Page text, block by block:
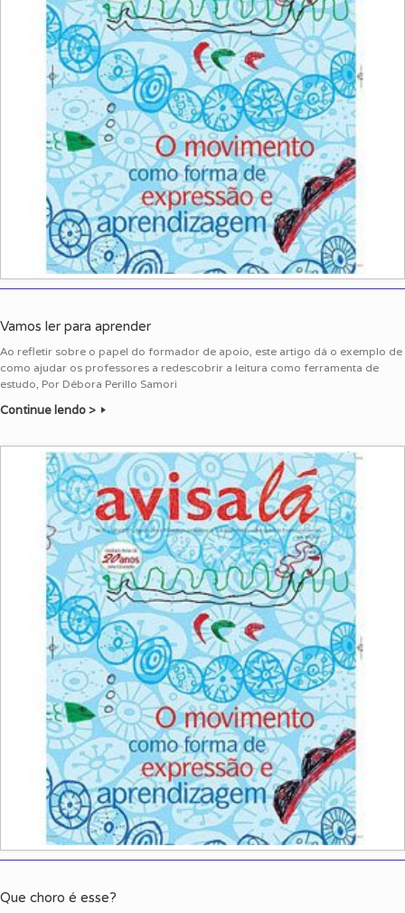
Vamos ler para aprender
Ao refletir sobre o papel do formador de apoio, este artigo dá o exemplo de
como ajudar os professores a redescobrir a leitura como ferramenta de
estudo, Por Débora Perillo Samori
Continue lendo >
Que choro é esse?